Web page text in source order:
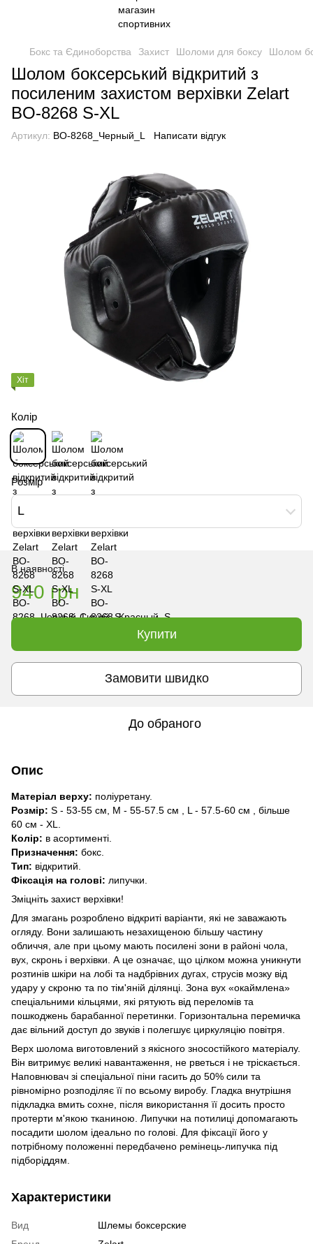
Бокс та Єдиноборства Захист Шоломи для боксу Шолом
Шолом боксерський відкритий з
посиленим захистом верхівки Zelart
BO-8268 S-XL
Артикул: BO-8268_Черный_L Написати відгук
Хіт
Колір
Розмір
L
В наявності
940 грн
Купити
Замовити швидко
До обраного
Опис
Матеріал верху: поліуретану.
Розмір: S - 53-55 см, M - 55-57.5 см , L - 57.5-60 см , більше
60 см - XL.
Колір: в асортименті.
Призначення: бокс.
Тип: відкритий.
Фіксація на голові: липучки.
Зміцніть захист верхівки!
Для змагань розроблено відкриті варіанти, які не заважають
огляду. Вони залишають незахищеною більшу частину
обличчя, але при цьому мають посилені зони в районі чола,
вух, скронь і верхівки. А це означає, що цілком можна уникнути
розтинів шкіри на лобі та надбрівних дугах, струсів мозку від
удару у скроню та по тім'яній ділянці. Зона вух «окаймлена»
спеціальними кільцями, які рятують від переломів та
пошкоджень барабанної перетинки. Горизонтальна перемичка
дає вільний доступ до звуків і полегшує циркуляцію повітря.
Верх шолома виготовлений з якісного зносостійкого матеріалу.
Він витримує великі навантаження, не рветься і не тріскається.
Наповнювач зі спеціальної піни гасить до 50% сили та
рівномірно розподіляє її по всьому виробу. Гладка внутрішня
підкладка вмить сохне, після використання її досить просто
протерти м'якою тканиною. Липучки на потилиці допомагають
посадити шолом ідеально по голові. Для фіксації його у
потрібному положенні передбачено ремінець-липучка під
підборіддям.
Характеристики
Вид
Шлемы боксерские